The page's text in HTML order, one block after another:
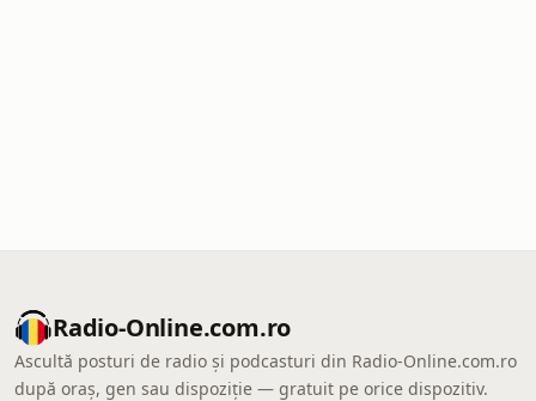
Radio-Online.com.ro
Ascultă posturi de radio și podcasturi din Radio-Online.com.ro
după oraș, gen sau dispoziție — gratuit pe orice dispozitiv.